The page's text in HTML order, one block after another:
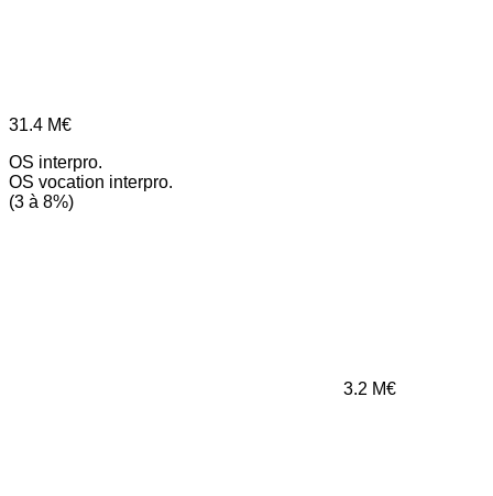
31.4 M€
OS interpro.
OS vocation interpro.
(3 à 8%)
3.2 M€